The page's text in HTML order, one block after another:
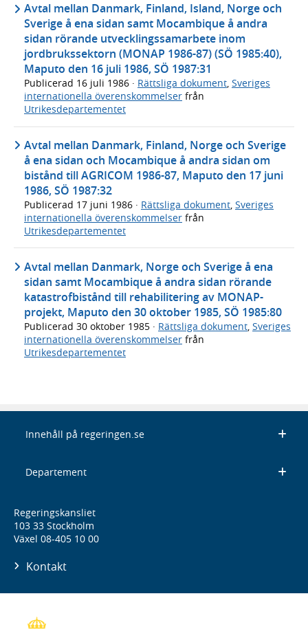
Avtal mellan Danmark, Finland, Island, Norge och
Sverige å ena sidan samt Mocambique å andra
sidan rörande utvecklingssamarbete inom
jordbrukssektorn (MONAP 1986-87) (SÖ 1985:40),
Maputo den 16 juli 1986, SÖ 1987:31
Publicerad 16 juli 1986 · Rättsliga dokument, Sveriges
internationella överenskommelser från
Utrikesdepartementet
Avtal mellan Danmark, Finland, Norge och Sverige
å ena sidan och Mocambique å andra sidan om
bistånd till AGRICOM 1986-87, Maputo den 17 juni
1986, SÖ 1987:32
Publicerad 17 juni 1986 · Rättsliga dokument, Sveriges
internationella överenskommelser från
Utrikesdepartementet
Avtal mellan Danmark, Norge och Sverige å ena
sidan samt Mocambique å andra sidan rörande
katastrofbistånd till rehabilitering av MONAP-
projekt, Maputo den 30 oktober 1985, SÖ 1985:80
Publicerad 30 oktober 1985 · Rättsliga dokument Sveriges
internationella överenskommelser från
Utrikesdepartementet
Innehåll på regeringen.se
Departement
Regeringskansliet
103 33 Stockholm
Växel 08-405 10 00
Kontakt